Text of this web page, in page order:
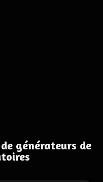
générateurs de